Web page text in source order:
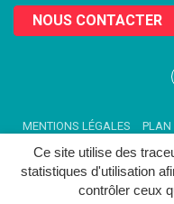
Ce site utilise des
statistiques d'utilisation
contrôler ceux
NOUS CONTACTER
MENTIONS LÉGALES PLAN